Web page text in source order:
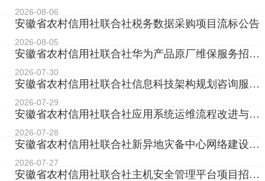
目（二次）招标公告
2026-08-06
安徽省农村信用社联合社税务数据采购项目流标公告
2026-08-05
安徽省农村信用社联合社华为产品原厂维保服务招标
公告
2026-07-30
安徽省农村信用社联合社信息科技架构规划咨询服务
（二次）流标公告
2026-07-29
安徽省农村信用社联合社应用系统运维流程改进与应
急能力提升咨询项目（二次...
2026-07-28
安徽省农村信用社联合社新异地灾备中心网络建设项
目流标公告
2026-07-27
安徽省农村信用社联合社主机安全管理平台项目招标